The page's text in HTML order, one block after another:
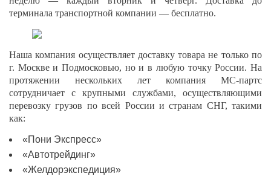
терминала транспортной компании — бесплатно.
Наша компания осуществляет доставку товара не только по
г. Москве и Подмосковью, но и в любую точку России. На
протяжении нескольких лет компания МС-партс
сотрудничает с крупными службами, осуществляющими
перевозку грузов по всей России и странам СНГ, такими
как:
«Пони Экспресс»
«Автотрейдинг»
«Желдорэкспедиция»